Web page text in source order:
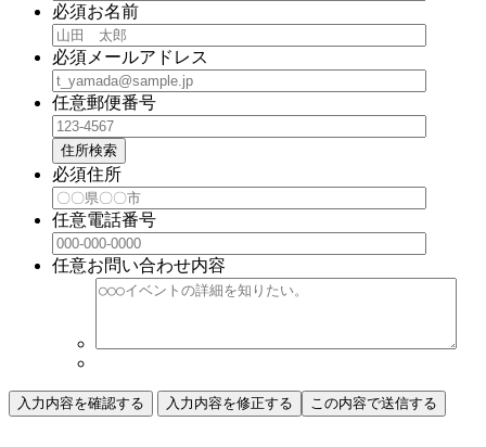
必須お名前
必須 メールアドレス
任意郵便番号
住所検索
必須住所
任意電話番号
任意お問い合わせ内容